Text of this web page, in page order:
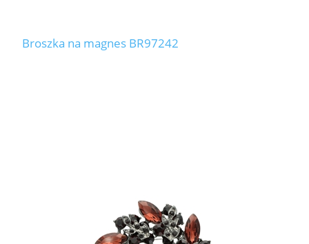
Broszka na magnes BR97242